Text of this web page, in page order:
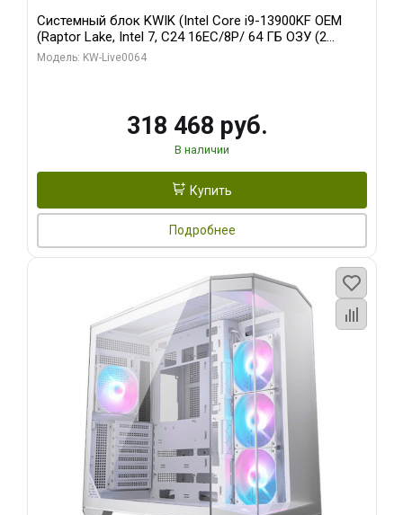
Системный блок KWIK (Intel Core i9-13900KF OEM
(Raptor Lake, Intel 7, C24 16EC/8P/ 64 ГБ ОЗУ (2
модуля)/ ASUS RTX5080 PROART OC 16GB GDDR7
Модель: KW-Live0064
318 468 руб.
В наличии
Купить
Подробнее